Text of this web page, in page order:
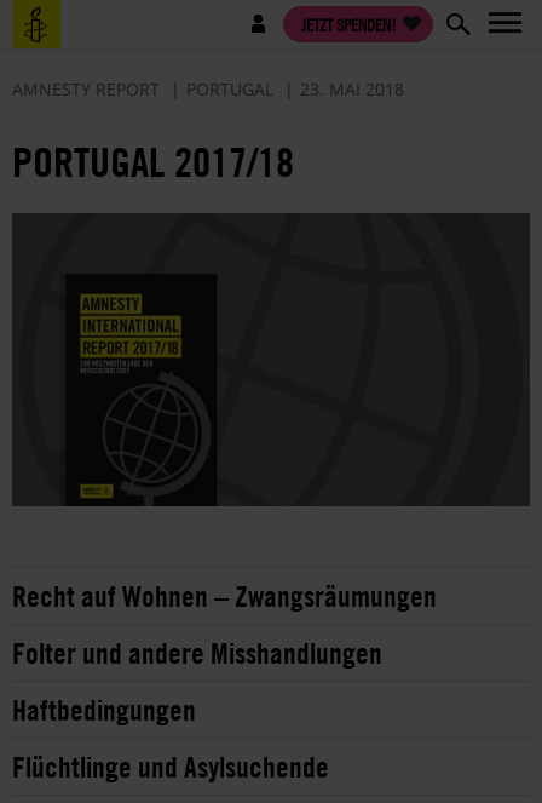
Direkt
zum
Benutzermenü JETZT SPENDEN!
AMNESTY REPORT PORTUGAL 23. MAI 2018
PORTUGAL 2017/18
Recht auf Wohnen – Zwangsräumungen
Folter und andere Misshandlungen
Haftbedingungen
Flüchtlinge und Asylsuchende